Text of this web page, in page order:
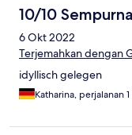
10/10 Sempurna
6 Okt 2022
Terjemahkan dengan
idyllisch gelegen
Katharina, perjalanan